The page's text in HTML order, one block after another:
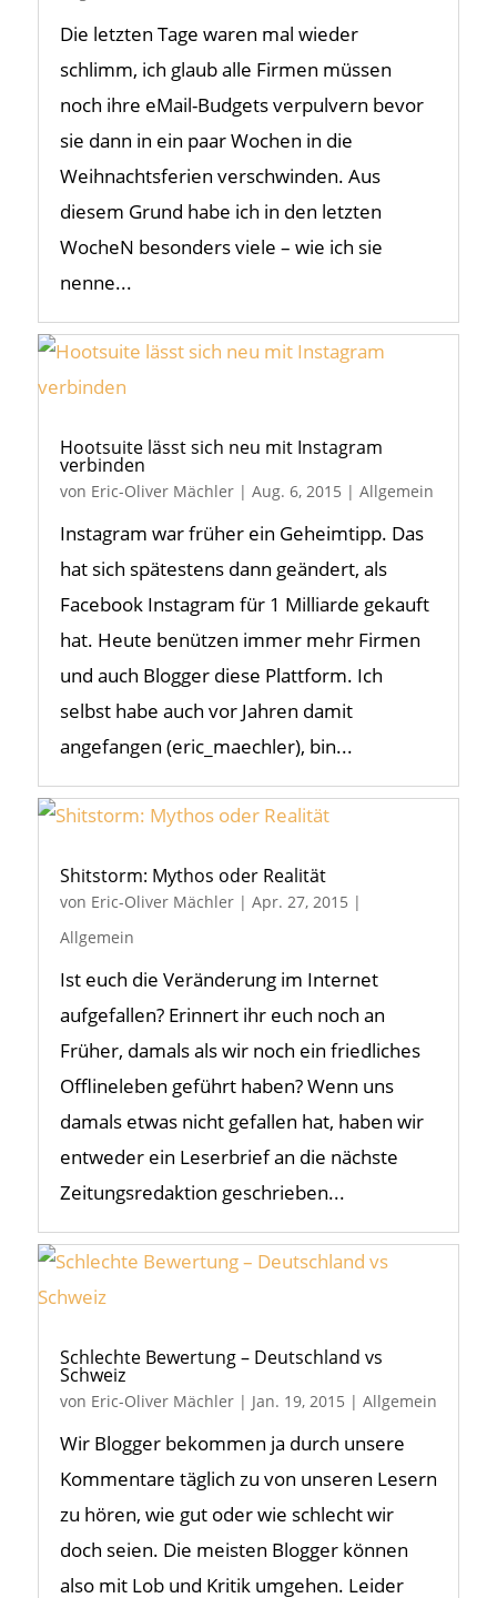
Die letzten Tage waren mal wieder
schlimm, ich glaub alle Firmen müssen
noch ihre eMail-Budgets verpulvern bevor
sie dann in ein paar Wochen in die
Weihnachtsferien verschwinden. Aus
diesem Grund habe ich in den letzten
WocheN besonders viele – wie ich sie
nenne...
Hootsuite lässt sich neu mit Instagram
verbinden
von Eric-Oliver Mächler| Aug. 6, 2015 | Allgemein
Instagram war früher ein Geheimtipp. Das
hat sich spätestens dann geändert, als
Facebook Instagram für 1 Milliarde gekauft
hat. Heute benützen immer mehr Firmen
und auch Blogger diese Plattform. Ich
selbst habe auch vor Jahren damit
angefangen (eric_maechler), bin...
Shitstorm: Mythos oder Realität
von Eric-Oliver Mächler| Apr. 27, 2015 |
Allgemein
Ist euch die Veränderung im Internet
aufgefallen? Erinnert ihr euch noch an
Früher, damals als wir noch ein friedliches
Offlineleben geführt haben? Wenn uns
damals etwas nicht gefallen hat, haben wir
entweder ein Leserbrief an die nächste
Zeitungsredaktion geschrieben...
Schlechte Bewertung – Deutschland vs
Schweiz
von Eric-Oliver Mächler| Jan. 19, 2015 | Allgemein
Wir Blogger bekommen ja durch unsere
Kommentare täglich zu von unseren Lesern
zu hören, wie gut oder wie schlecht wir
doch seien. Die meisten Blogger können
also mit Lob und Kritik umgehen. Leider